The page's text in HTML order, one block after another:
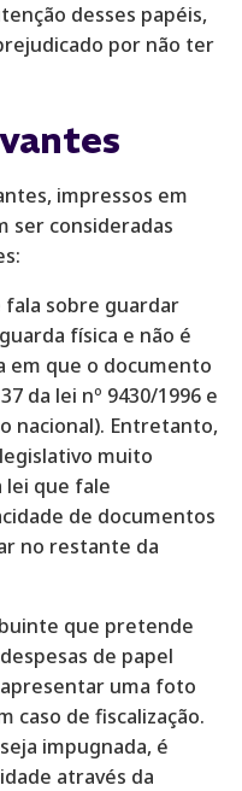
desses papéis,
por não ter
impressos em
ser consideradas
sobre guardar
física e não é
em que o documento
da lei nº 9430/1996 e
nacional). Entretanto,
muito
lei que fale
de documentos
no restante da
que pretende
de papel
uma foto
caso de fiscalização.
impugnada, é
através da